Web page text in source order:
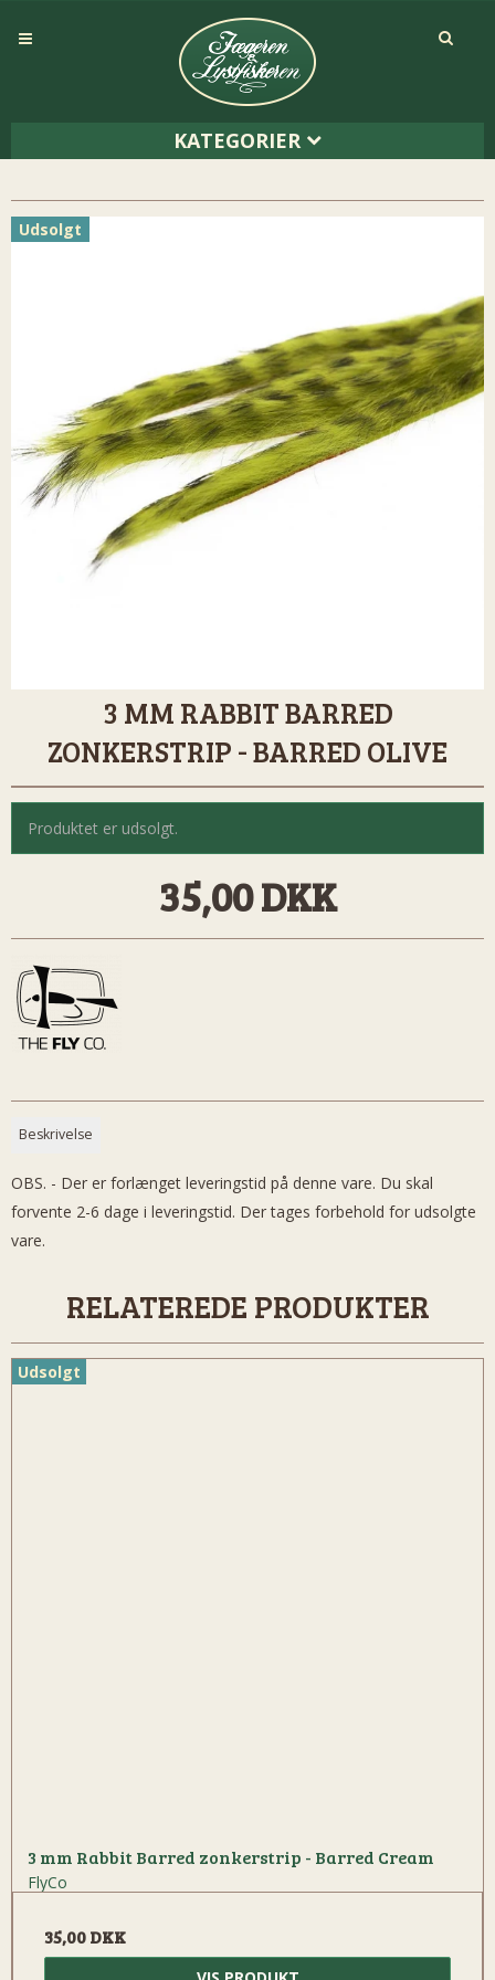
KATEGORIER
Udsolgt
3 MM RABBIT BARRED
ZONKERSTRIP - BARRED OLIVE
Produktet er udsolgt.
35,00 DKK
Beskrivelse
OBS. - Der er forlænget leveringstid på denne vare. Du skal
forvente 2-6 dage i leveringstid. Der tages forbehold for udsolgte
vare.
RELATEREDE PRODUKTER
Udsolgt
3 mm Rabbit Barred zonkerstrip - Barred Cream
FlyCo
35,00 DKK